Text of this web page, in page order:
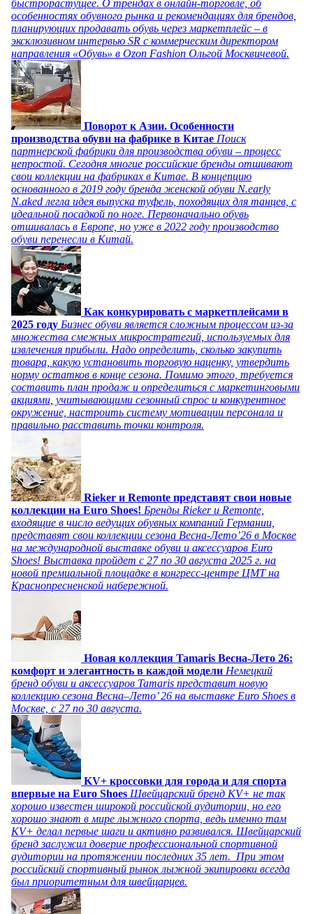
быстрорастущее. О трендах в онлайн-торговле, об
особенностях обувного рынка и рекомендациях для брендов,
планирующих продавать обувь через маркетплейс – в
эксклюзивном интервью SR с коммерческим директором
направления «Обувь» в Ozon Fashion Ольгой Москвичевой.
Поворот к Азии. Особенности
производства обуви на фабрике в Китае Поиск
партнерской фабрики для производства обуви – процесс
непростой. Сегодня многие российские бренды отшивают
свои коллекции на фабриках в Китае. В концепцию
основанного в 2019 году бренда женской обуви N.early
N.aked легла идея выпуска туфель, походящих для танцев, с
идеальной посадкой по ноге. Первоначально обувь
отшивалась в Европе, но уже в 2022 году производство
обуви перенесли в Китай.
Как конкурировать с маркетплейсами в
2025 году Бизнес обуви является сложным процессом из-за
множества смежных микростратегий, используемых для
извлечения прибыли. Надо определить, сколько закупить
товара, какую установить торговую наценку, утвердить
норму остатков в конце сезона. Помимо этого, требуется
составить план продаж и определиться с маркетинговыми
акциями, учитывающими сезонный спрос и конкурентное
окружение, настроить систему мотивации персонала и
правильно расставить точки контроля.
Rieker и Remonte представят свои новые
коллекции на Euro Shoes! Бренды Rieker и Remonte,
входящие в число ведущих обувных компаний Германии,
представят свои коллекции сезона Весна-Лето’26 в Москве
на международной выставке обуви и аксессуаров Euro
Shoes! Выставка пройдет c 27 по 30 августа 2025 г. на
новой премиальной площадке в конгресс-центре ЦМТ на
Краснопресненской набережной.
Новая коллекция Tamaris Весна-Лето 26:
комфорт и элегантность в каждой модели Немецкий
бренд обуви и аксессуаров Tamaris представит новую
коллекцию сезона Весна–Лето’ 26 на выставке Euro Shoes в
Москве, с 27 по 30 августа.
KV+ кроссовки для города и для спорта
впервые на Euro Shoes Швейцарский бренд KV+ не так
хорошо известен широкой российской аудитории, но его
хорошо знают в мире лыжного спорта, ведь именно там
KV+ делал первые шаги и активно развивался. Швейцарский
бренд заслужил доверие профессиональной спортивной
аудитории на протяжении последних 35 лет. При этом
российский спортивный рынок лыжной экипировки всегда
был приоритетным для швейцарцев.